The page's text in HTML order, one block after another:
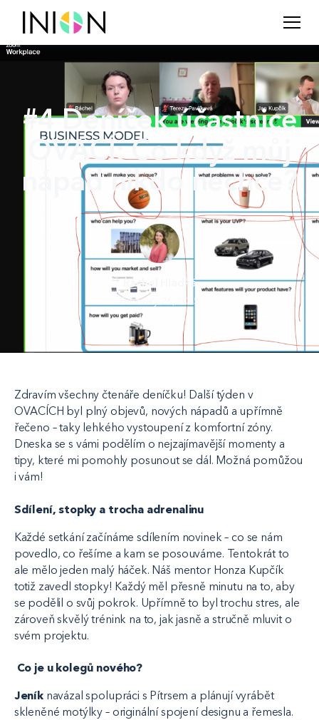
#4 Deníček účastnice
OVACÍ: Co když můj
nápad nikdo nechce?
Ráchel Hladká
February 26, 2025
Zdravím všechny čtenáře deníčku! Další týden v
OVACÍCH byl plný objevů, nových nápadů a upřímně
řečeno – taky lehkého vystoupení z komfortní zóny.
Dneska se s vámi podělím o nejzajímavější momenty a
tipy, které mi pomohly posunout se dál. Možná pomůžou
i vám!
Sdílení, stopky a trocha adrenalinu
Každé setkání začínáme sdílením novinek – co se nám
povedlo, co řešíme a kam se posouváme. Tentokrát to
ale mělo jeden malý háček. Náš mentor Honza Kupčík
totiž zavedl stopky! Každý měl přesně minutu na to, aby
se podělil o svůj pokrok. Upřímně to byl trochu stres, ale
zároveň skvělý trénink na to, jak jasně a stručně mluvit o
svém projektu.
Co je u kolegů nového?
Jeníknavázal spolupráci s Pítrsem a plánují vyrábět
skleněné motýlky – originální spojení designu a řemesla.